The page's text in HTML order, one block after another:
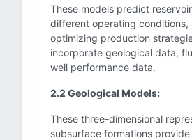
These models predict
different operating conditions,
optimizing production
incorporate geological data,
well performance data.
2.2 Geological Models:
These three-dimensional
subsurface formations